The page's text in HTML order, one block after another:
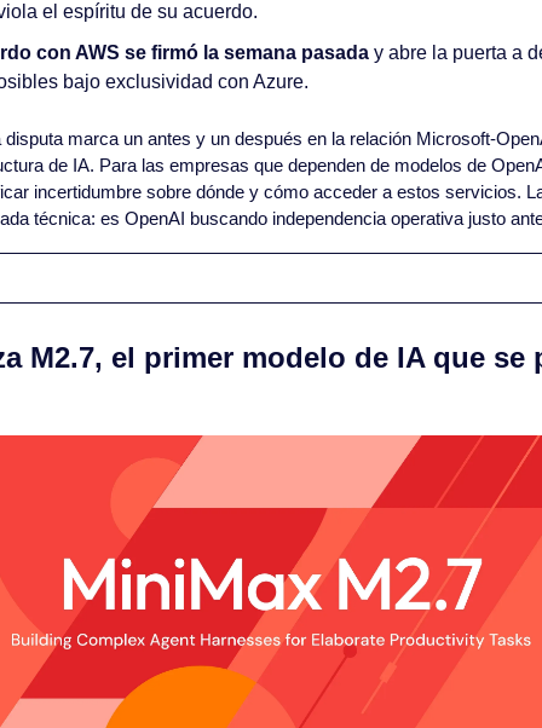
el espíritu de su acuerdo.
con AWS se firmó la semana pasada y abre la puerta a
bajo exclusividad con Azure.
disputa marca un antes y un después en la relación Microsoft-
de IA. Para las empresas que dependen de modelos de
incertidumbre sobre dónde y cómo acceder a estos servicios.
técnica: es OpenAI buscando independencia operativa justo
M2.7, el primer modelo de IA que se